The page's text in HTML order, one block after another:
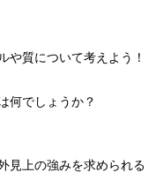
や質について考えよう！
何でしょうか？
見上の強みを求められる